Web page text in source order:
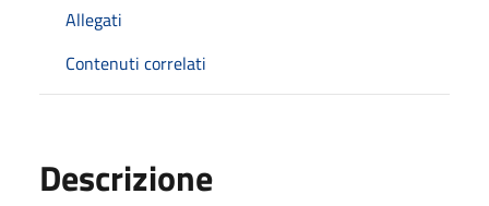
Allegati
Contenuti correlati
Descrizione